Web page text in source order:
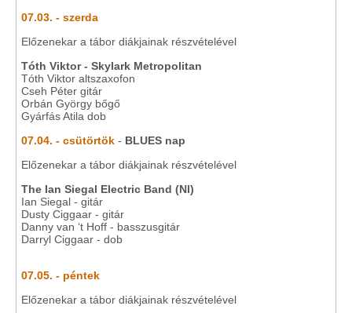
07.03. - szerda
Előzenekar a tábor diákjainak részvételével
Tóth Viktor - Skylark Metropolitan
Tóth Viktor altszaxofon
Cseh Péter gitár
Orbán György bőgő
Gyárfás Atila dob
07.04. - csütörtök - BLUES nap
Előzenekar a tábor diákjainak részvételével
The Ian Siegal Electric Band (Nl)
Ian Siegal - gitár
Dusty Ciggaar - gitár
Danny van ‘t Hoff - basszusgitár
Darryl Ciggaar - dob
07.05. - péntek
Előzenekar a tábor diákjainak részvételével